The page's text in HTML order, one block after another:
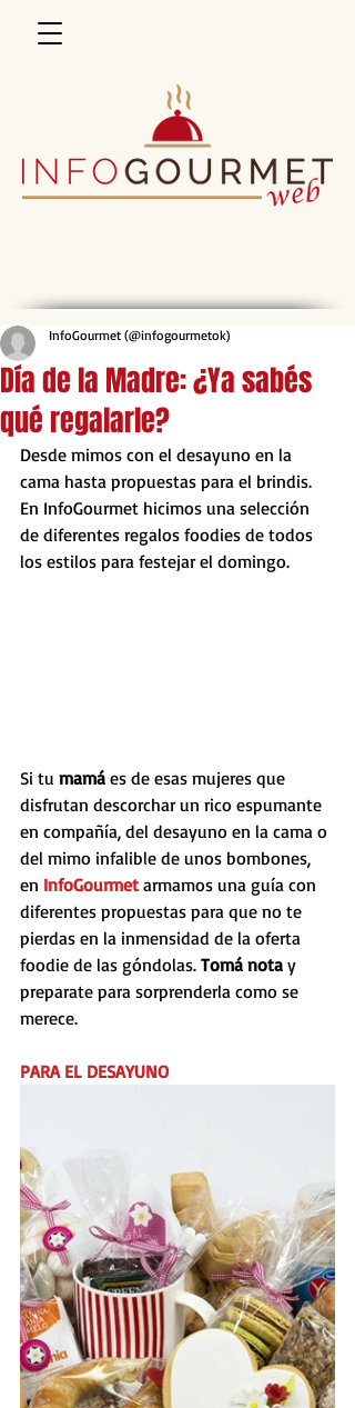
Día de la Madre: ¿Ya sabés
qué regalarle?
InfoGourmet (@infogourmetok)
Desde mimos con el desayuno en la
cama hasta propuestas para el brindis.
En InfoGourmet hicimos una selección
de diferentes regalos foodies de todos
los estilos para festejar el domingo.
Si tu mamá es de esas mujeres que
disfrutan descorchar un rico espumante
en compañía, del desayuno en la cama o
del mimo infalible de unos bombones,
en InfoGourmet armamos una guía con
diferentes propuestas para que no te
pierdas en la inmensidad de la oferta
foodie de las góndolas. Tomá nota y
preparate para sorprenderla como se
merece.
PARA EL DESAYUNO